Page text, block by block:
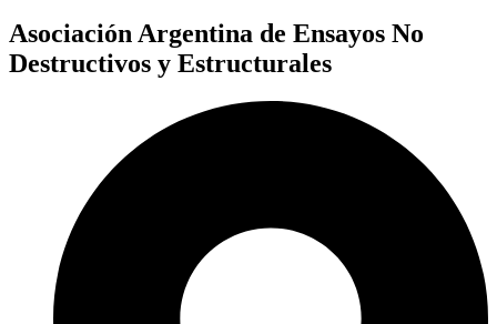
Asociación Argentina de Ensayos No
Destructivos y Estructurales